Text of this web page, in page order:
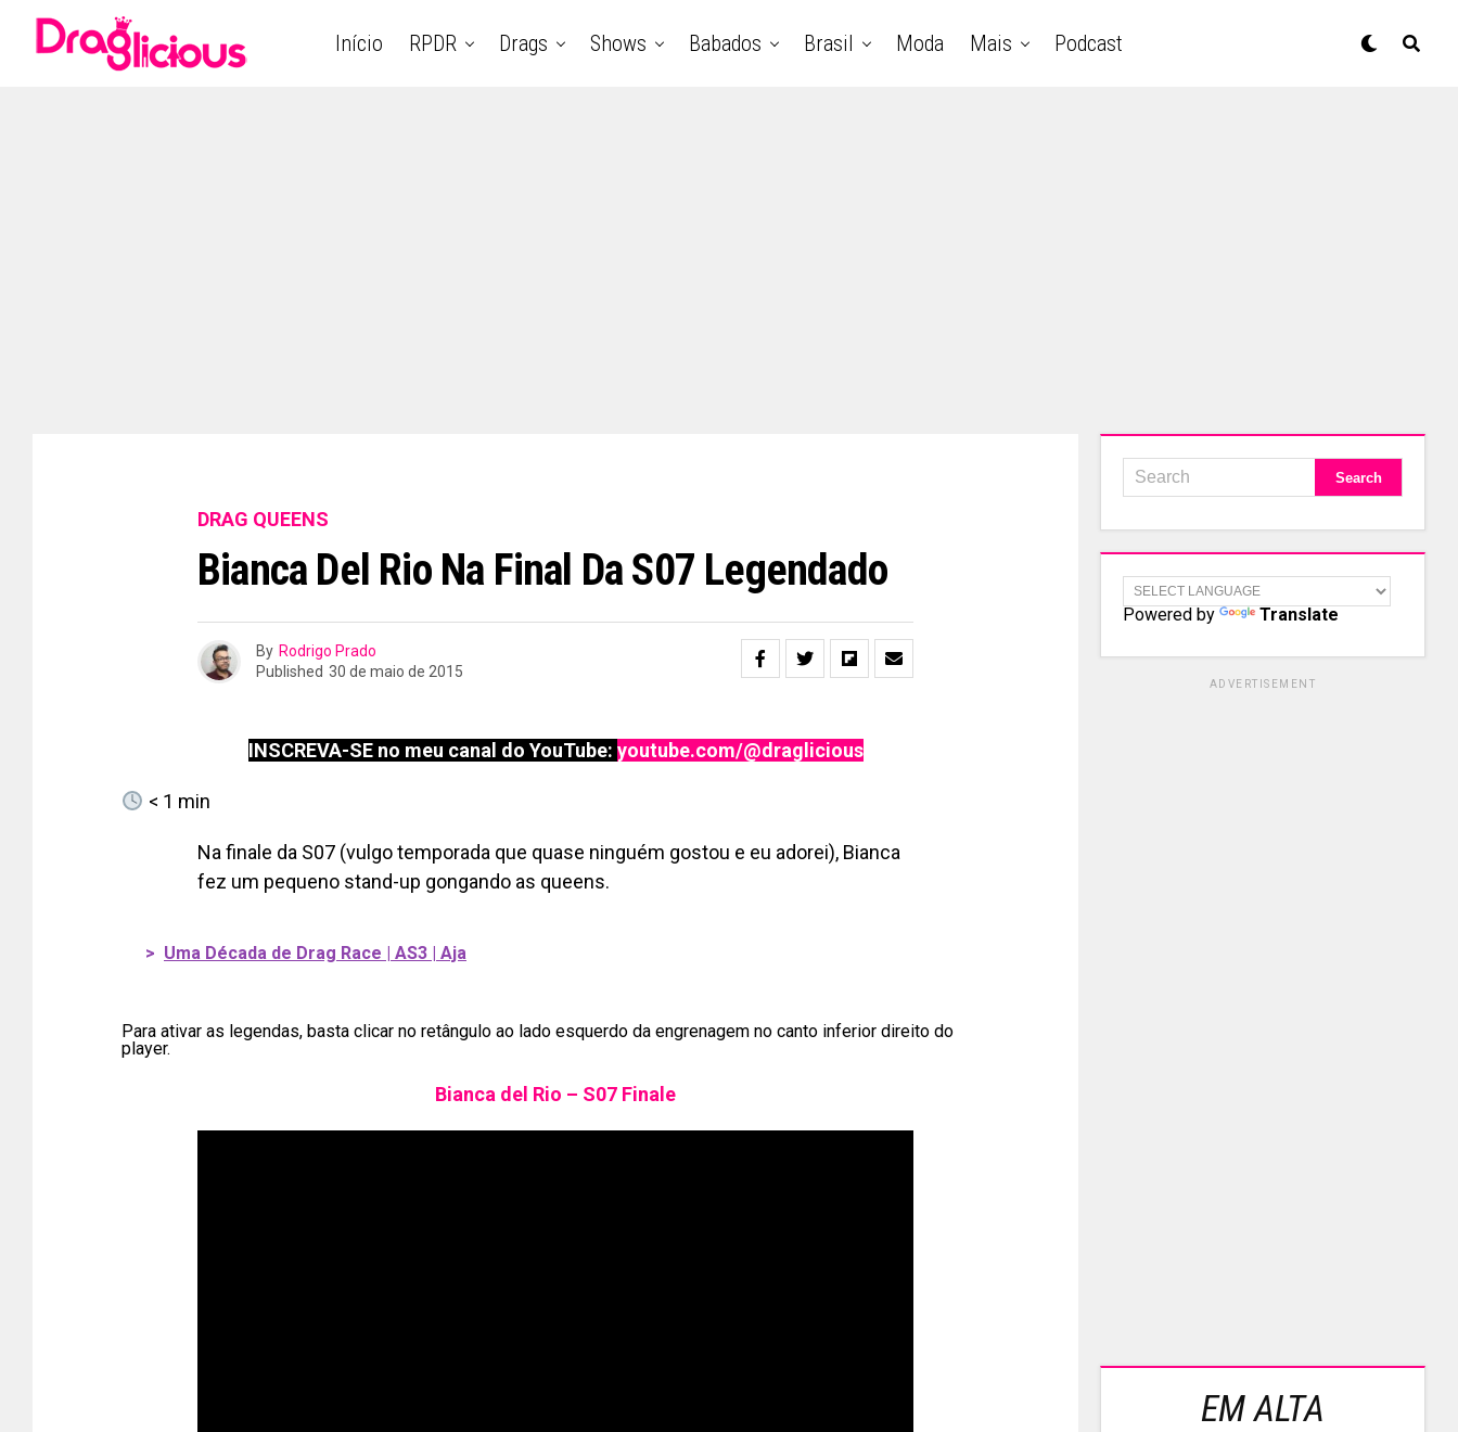
Início RPDR Drags Shows Babados Brasil Moda Mais Podcast
DRAG QUEENS
Bianca Del Rio Na Final Da S07 Legendado
By Rodrigo Prado
Published 30 de maio de 2015
INSCREVA-SE no meu canal do YouTube: youtube.com/@draglicious
< 1 min
Na finale da S07 (vulgo temporada que quase ninguém gostou e eu adorei), Bianca
fez um pequeno stand-up gongando as queens.
> Uma Década de Drag Race | AS3 | Aja
Para ativar as legendas, basta clicar no retângulo ao lado esquerdo da engrenagem no canto inferior direito do
player.
Bianca del Rio – S07 Finale
Powered by Translate
ADVERTISEMENT
EM ALTA